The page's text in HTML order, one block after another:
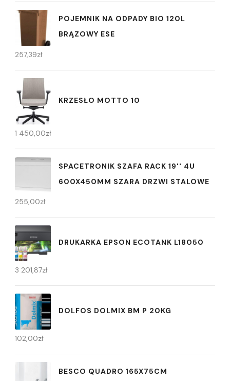
POJEMNIK NA ODPADY BIO 120L
BRĄZOWY ESE
257,39zł
KRZESŁO MOTTO 10
1 450,00zł
SPACETRONIK SZAFA RACK 19'' 4U
600X450MM SZARA DRZWI STALOWE
255,00zł
DRUKARKA EPSON ECOTANK L18050
3 201,87zł
DOLFOS DOLMIX BM P 20KG
102,00zł
BESCO QUADRO 165X75CM